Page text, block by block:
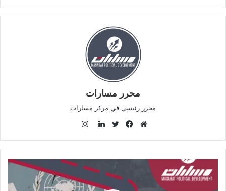
محرر مسارات
محرر رئيسي في مركز مسارات
و
ق
ي
س
و
ي
ت
ر
ي
ن
ك
د
س
ت
ر